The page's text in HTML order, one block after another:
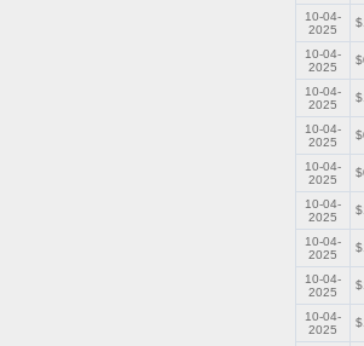
10-04-
2025
10-04-
2025
10-04-
2025
10-04-
2025
10-04-
2025
10-04-
2025
10-04-
2025
10-04-
2025
10-04-
2025